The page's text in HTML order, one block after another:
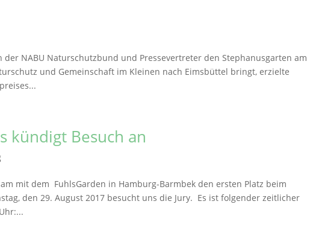
NABU Naturschutzbund und Pressevertreter den Stephanusgarten am
und Gemeinschaft im Kleinen nach Eimsbüttel bringt, erzielte
kündigt Besuch an
mit dem FuhlsGarden in Hamburg-Barmbek den ersten Platz beim
den 29. August 2017 besucht uns die Jury. Es ist folgender zeitlicher